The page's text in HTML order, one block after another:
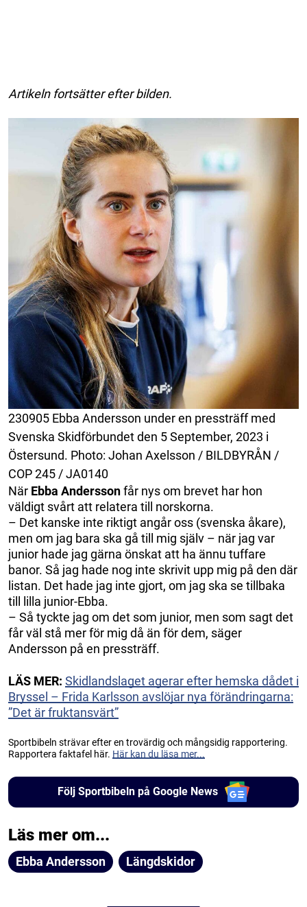
Artikeln fortsätter efter bilden.
230905 Ebba Andersson under en pressträff med
Svenska Skidförbundet den 5 September, 2023 i
Östersund. Photo: Johan Axelsson / BILDBYRÅN /
COP 245 / JA0140
När Ebba Anderssonfår nys om brevet har hon
väldigt svårt att relatera till norskorna.
– Det kanske inte riktigt angår oss (svenska åkare),
men om jag bara ska gå till mig själv – när jag var
junior hade jag gärna önskat att ha ännu tuffare
banor. Så jag hade nog inte skrivit upp mig på den där
listan. Det hade jag inte gjort, om jag ska se tillbaka
till lilla junior-Ebba.
– Så tyckte jag om det som junior, men som sagt det
får väl stå mer för mig då än för dem, säger
Andersson på en pressträff.
LÄS MER: Skidlandslaget agerar efter hemska dådet i
Bryssel – Frida Karlsson avslöjar nya förändringarna:
”Det är fruktansvärt”
Sportbibeln strävar efter en trovärdig och mångsidig rapportering.
Rapportera faktafel här. Här kan du läsa mer...
Följ Sportbibeln på Google News
Läs mer om...
Ebba Andersson Längdskidor